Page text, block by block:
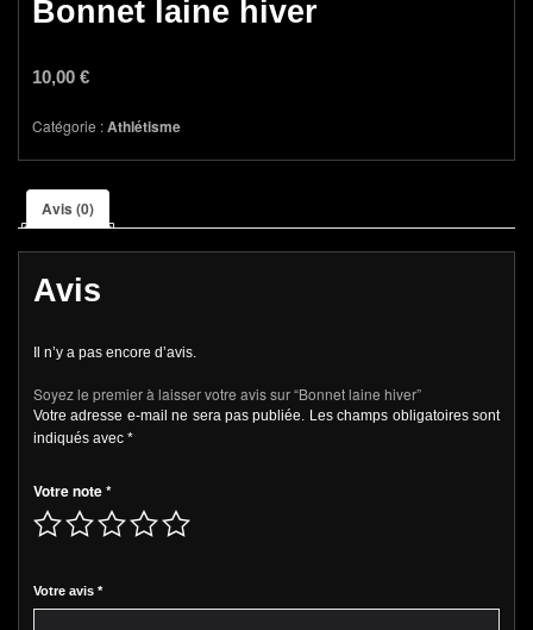
Bonnet laine hiver
10,00 €
Catégorie :Athlétisme
Avis (0)
Avis
Il n’y a pas encore d’avis.
Soyez le premier à laisser votre avis sur “Bonnet laine hiver”
Votre adresse e-mail ne sera pas publiée. Les champs obligatoires sont
indiqués avec *
Votre note*
Votre avis *